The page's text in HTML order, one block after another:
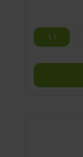
1 l